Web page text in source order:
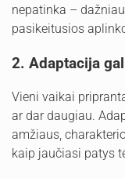
nepatinka –
pasikeitusios
2. Adaptacija
Vieni vaikai
ar dar daugiau.
amžiaus,
kaip jaučiasi patys